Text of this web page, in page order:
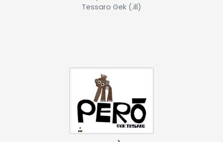
Tessaro Gek (.ill)